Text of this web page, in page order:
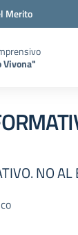
Merito
Vivona"
NO AL